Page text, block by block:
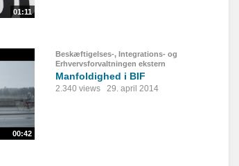
01:11
00:42
Beskæftigelses-, Integrations- og
Erhvervsforvaltningen ekstern
Manfoldighed i BIF
2.340 views 29. april 2014